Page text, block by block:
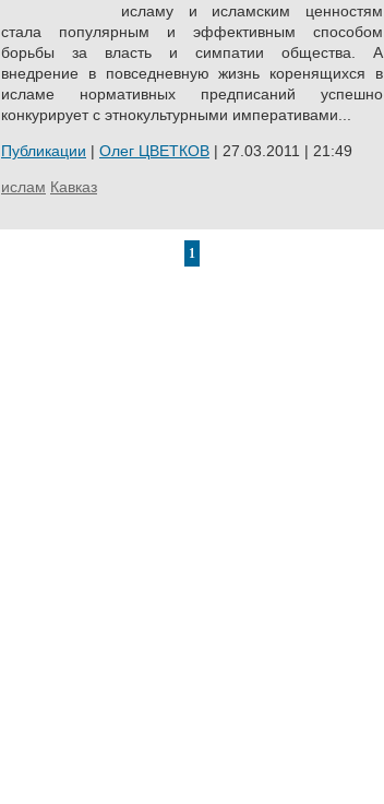
исламу и исламским ценностям
стала популярным и эффективным способом
борьбы за власть и симпатии общества. А
внедрение в повседневную жизнь коренящихся в
исламе нормативных предписаний успешно
конкурирует с этнокультурными императивами...
Публикации | Олег ЦВЕТКОВ | 27.03.2011 | 21:49
ислам Кавказ
1